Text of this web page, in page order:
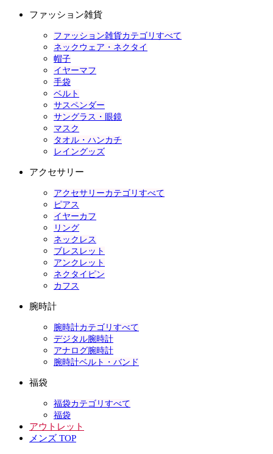
ファッション雑貨
ファッション雑貨カテゴリすべて
ネックウェア・ネクタイ
帽子
イヤーマフ
手袋
ベルト
サスペンダー
サングラス・眼鏡
マスク
タオル・ハンカチ
レイングッズ
アクセサリー
アクセサリーカテゴリすべて
ピアス
イヤーカフ
リング
ネックレス
ブレスレット
アンクレット
ネクタイピン
カフス
腕時計
腕時計カテゴリすべて
デジタル腕時計
アナログ腕時計
腕時計ベルト・バンド
福袋
福袋カテゴリすべて
福袋
アウトレット
メンズ TOP